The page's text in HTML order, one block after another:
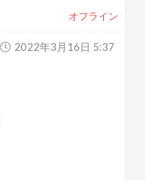
オフライン
2022年3月16日 5:37